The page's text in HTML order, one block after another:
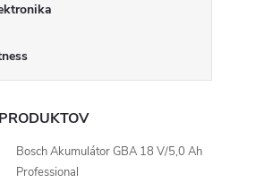
Bosch Akumulátor GBA 18 V/5,0 Ah
Professional